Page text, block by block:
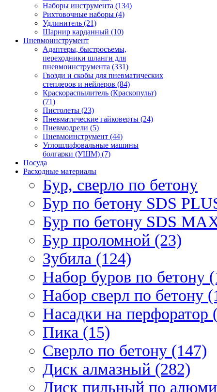
Наборы инструмента (134)
Рихтовочные наборы (4)
Удлинитель (21)
Шарнир карданный (10)
Пневмоинструмент
Адаптеры, быстросъемы,
переходники шланги для
пневмоинструмента (331)
Гвозди и скобы для пневматических
степлеров и нейлеров (84)
Краскораспылитель (Краскопульт)
(71)
Пистолеты (23)
Пневматические гайковерты (24)
Пневмодрели (5)
Пневмоинструмент (44)
Углошлифовальные машины
болгарки (УШМ) (7)
Посуда
Расходные материалы
Бур, сверло по бетону
Бур по бетону SDS
Бур по бетону SDS
Бур проломной (23)
Зубила (124)
Набор буров по бетону
Набор сверл по бетону
Насадки на перфоратор
Пика (15)
Сверло по бетону (147)
Диск алмазный (282)
Диск пильный по